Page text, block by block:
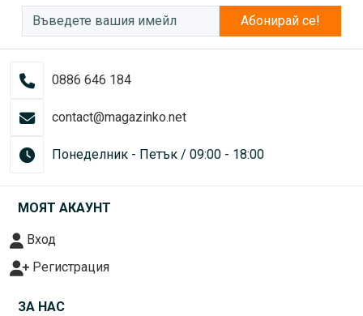
Абонирай се!
0886 646 184
contact@magazinko.net
Понеделник - Петък / 09:00 - 18:00
МОЯТ АКАУНТ
Вход
Регистрация
ЗА НАС